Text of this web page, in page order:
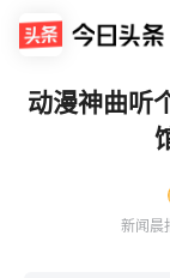
动漫神曲听
新闻晨